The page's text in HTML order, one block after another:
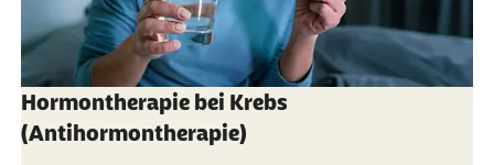
Hormontherapie bei Krebs
(Antihormontherapie)